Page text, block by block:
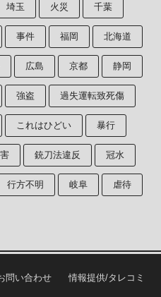
埼玉 火災 千葉
事件 福岡 北海道
広島 京都 静岡
強盗 過失運転致死傷
これはひどい 暴行
銃刀法違反 冠水
行方不明 岐阜 虐待
問い合わせ 情報提供/タレコミ